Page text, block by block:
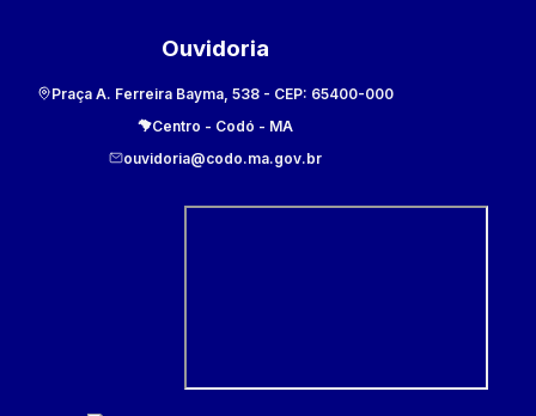
Ouvidoria
Praça A. Ferreira Bayma, 538 - CEP: 65400-000
Centro - Codó - MA
ouvidoria@codo.ma.gov.br